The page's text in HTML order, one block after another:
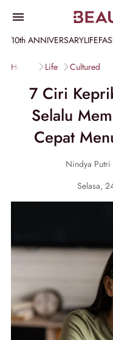
10th ANNIVERSARYLIFE
Home Life Cultured
7 Ciri
Selalu
Cepat
Nindya Putri
Selasa,